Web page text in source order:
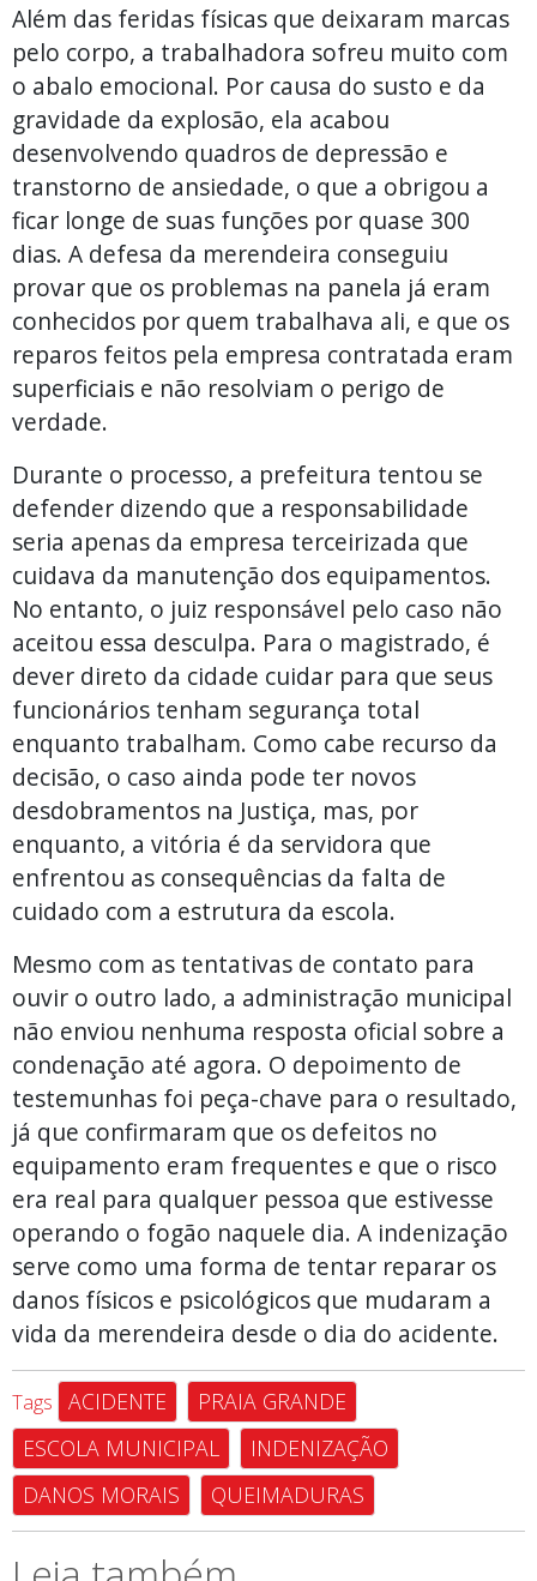
Além das feridas físicas que deixaram marcas
pelo corpo, a trabalhadora sofreu muito com
o abalo emocional. Por causa do susto e da
gravidade da explosão, ela acabou
desenvolvendo quadros de depressão e
transtorno de ansiedade, o que a obrigou a
ficar longe de suas funções por quase 300
dias. A defesa da merendeira conseguiu
provar que os problemas na panela já eram
conhecidos por quem trabalhava ali, e que os
reparos feitos pela empresa contratada eram
superficiais e não resolviam o perigo de
verdade.
Durante o processo, a prefeitura tentou se
defender dizendo que a responsabilidade
seria apenas da empresa terceirizada que
cuidava da manutenção dos equipamentos.
No entanto, o juiz responsável pelo caso não
aceitou essa desculpa. Para o magistrado, é
dever direto da cidade cuidar para que seus
funcionários tenham segurança total
enquanto trabalham. Como cabe recurso da
decisão, o caso ainda pode ter novos
desdobramentos na Justiça, mas, por
enquanto, a vitória é da servidora que
enfrentou as consequências da falta de
cuidado com a estrutura da escola.
Mesmo com as tentativas de contato para
ouvir o outro lado, a administração municipal
não enviou nenhuma resposta oficial sobre a
condenação até agora. O depoimento de
testemunhas foi peça-chave para o resultado,
já que confirmaram que os defeitos no
equipamento eram frequentes e que o risco
era real para qualquer pessoa que estivesse
operando o fogão naquele dia. A indenização
serve como uma forma de tentar reparar os
danos físicos e psicológicos que mudaram a
vida da merendeira desde o dia do acidente.
Tags ACIDENTE
PRAIA GRANDE
ESCOLA MUNICIPAL
INDENIZAÇÃO
DANOS MORAIS
QUEIMADURAS